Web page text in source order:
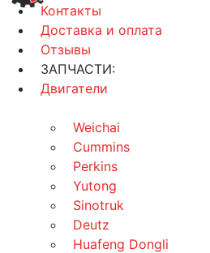
Контакты
Доставка и оплата
Отзывы
ЗАПЧАСТИ:
Двигатели
Weichai
Cummins
Perkins
Yutong
Sinotruk
Deutz
Huafeng Dongli